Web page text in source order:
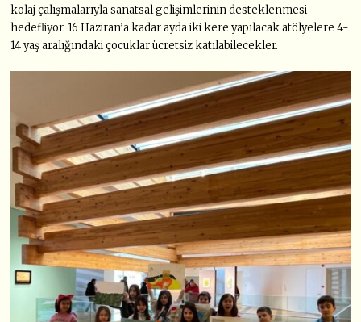
kolaj çalışmalarıyla sanatsal gelişimlerinin desteklenmesi
hedefliyor. 16 Haziran’a kadar ayda iki kere yapılacak atölyelere 4-
14 yaş aralığındaki çocuklar ücretsiz katılabilecekler.